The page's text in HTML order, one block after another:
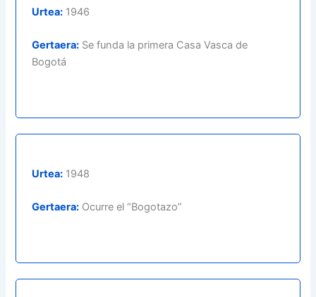
Urtea: 1946
Gertaera: Se funda la primera Casa Vasca de
Bogotá
Urtea: 1948
Gertaera: Ocurre el “Bogotazo”